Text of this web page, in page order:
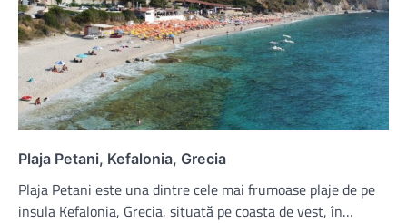
Plaja Petani, Kefalonia, Grecia
Plaja Petani este una dintre cele mai frumoase plaje de pe
insula Kefalonia, Grecia, situată pe coasta de vest, în…